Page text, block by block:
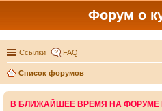
Форум о
Ссылки FAQ
Список форумов
В БЛИЖАЙШЕЕ ВРЕМЯ НА ФОРУМЕ